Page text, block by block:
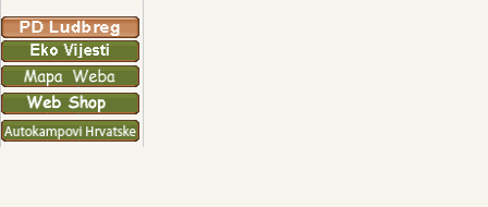
ZIR
Podkilavac-Mudna dol-Hahlići-
Kolac-Podki